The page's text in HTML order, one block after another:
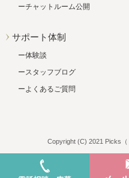
チャットルーム公開
サポート体制
体験談
スタッフブログ
よくあるご質問
Copyright (C) 2021 Picks